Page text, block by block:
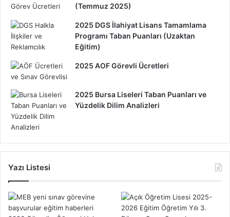
(Temmuz 2025)
2025 DGS İlahiyat Lisans Tamamlama
Programı Taban Puanları (Uzaktan
Eğitim)
2025 AOF Görevli Ücretleri
2025 Bursa Liseleri Taban Puanları ve
Yüzdelik Dilim Analizleri
Yazı Listesi